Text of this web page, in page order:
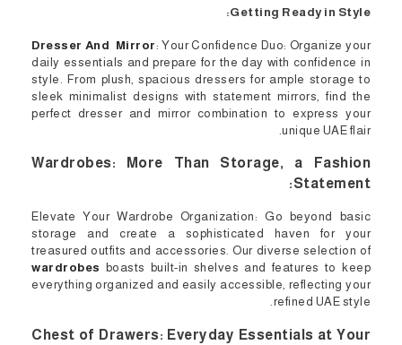
Getting Ready in Style:
Dresser And Mirror: Your Confidence Duo: Organize your
daily essentials and prepare for the day with confidence in
style. From plush, spacious dressers for ample storage to
sleek minimalist designs with statement mirrors, find the
perfect dresser and mirror combination to express your
unique UAE flair.
Wardrobes: More Than Storage, a Fashion
Statement:
Elevate Your Wardrobe Organization: Go beyond basic
storage and create a sophisticated haven for your
treasured outfits and accessories. Our diverse selection of
wardrobes
boasts built-in shelves and features to keep
everything organized and easily accessible, reflecting your
refined UAE style.
Chest of Drawers: Everyday Essentials at Your